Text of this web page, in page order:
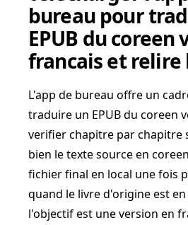
bureau pour
EPUB du coreen
francais et relire
L'app de bureau offre un
traduire un EPUB du coreen
verifier chapitre par chapitre
bien le texte source en
fichier final en local une fois
quand le livre d'origine est
l'objectif est une version en